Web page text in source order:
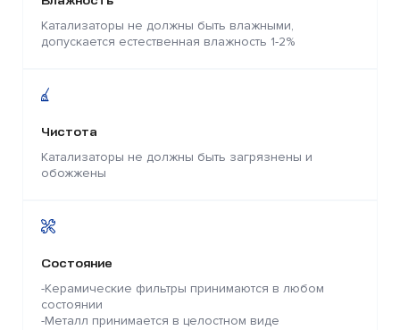
Катализаторы не должны быть влажными,
допускается естественная влажность 1-2%
Чистота
Катализаторы не должны быть загрязнены и
обожжены
Состояние
-Керамические фильтры принимаются в любом
состоянии
-Металл принимается в целостном виде